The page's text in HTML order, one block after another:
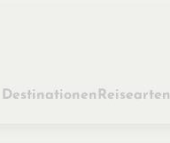
Destinationen Reisearten